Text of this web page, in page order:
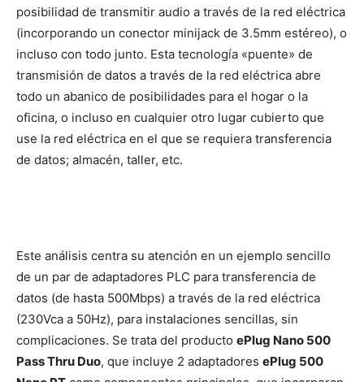
posibilidad de transmitir audio a través de la red eléctrica
(incorporando un conector minijack de 3.5mm estéreo), o
incluso con todo junto. Esta tecnología «puente» de
transmisión de datos a través de la red eléctrica abre
todo un abanico de posibilidades para el hogar o la
oficina, o incluso en cualquier otro lugar cubierto que
use la red eléctrica en el que se requiera transferencia
de datos; almacén, taller, etc.
Este análisis centra su atención en un ejemplo sencillo
de un par de adaptadores PLC para transferencia de
datos (de hasta 500Mbps) a través de la red eléctrica
(230Vca a 50Hz), para instalaciones sencillas, sin
complicaciones. Se trata del producto ePlug Nano 500
Pass Thru Duo, que incluye 2 adaptadores ePlug 500